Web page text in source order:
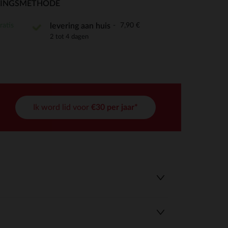
aan te passen en te beheren, en zorgt ervoor dat aan
levering aan huis 7,90 €
2 tot 4 dagen
Ik word lid voor €30 per jaar*